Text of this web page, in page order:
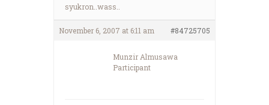
syukron..wass..
November 6, 2007 at 6:11 am #84725705
Munzir Almusawa
Participant